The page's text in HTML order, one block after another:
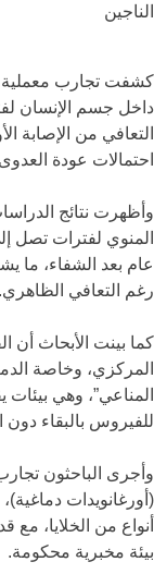
الناجين
كشفت تجارب معملية
داخل جسم الإنسان
التعافي من الإصابة
احتمالات عودة
وأظهرت نتائج
المنوي لفترات تصل
عام بعد الشفاء، ما
رغم التعافي الظاهري.
كما بينت الأبحاث أن
المركزي، وخاصة
المناعي”، وهي
للفيروس بالبقاء
وأجرى الباحثون
(أورغانويدات
بيئة مخبرية محكومة.